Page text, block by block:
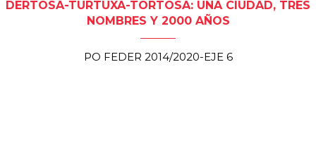
DERTOSA-TURTUXA-TORTOSA: UNA CIUDAD, TRES
NOMBRES Y 2000 AÑOS
PO FEDER 2014/2020-EJE 6